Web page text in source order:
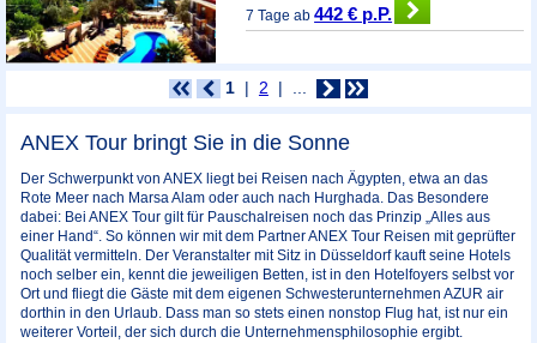
7 Tage ab442 € p.P.
1 2 ...
ANEX Tour bringt Sie in die Sonne
Der Schwerpunkt von ANEX liegt bei Reisen nach Ägypten, etwa an das
Rote Meer nach Marsa Alam oder auch nach Hurghada. Das Besondere
dabei: Bei ANEX Tour gilt für Pauschalreisen noch das Prinzip „Alles aus
einer Hand“. So können wir mit dem Partner ANEX Tour Reisen mit geprüfter
Qualität vermitteln. Der Veranstalter mit Sitz in Düsseldorf kauft seine Hotels
noch selber ein, kennt die jeweiligen Betten, ist in den Hotelfoyers selbst vor
Ort und fliegt die Gäste mit dem eigenen Schwesterunternehmen AZUR air
dorthin in den Urlaub. Dass man so stets einen nonstop Flug hat, ist nur ein
weiterer Vorteil, der sich durch die Unternehmensphilosophie ergibt.